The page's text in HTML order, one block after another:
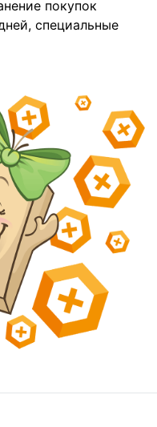
покупок
специальные